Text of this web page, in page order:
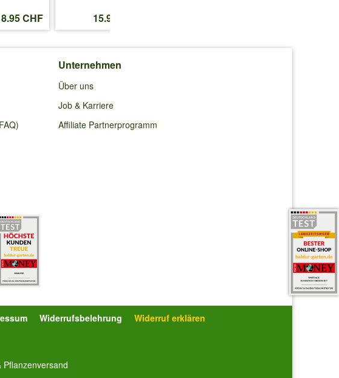
CHF 15.95 CHF
Unternehmen
Über uns
Job & Karriere
Affiliate Partnerprogramm
Widerrufsbelehrung Widerruf erklären